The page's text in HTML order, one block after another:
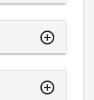
highlight_off
highlight_off